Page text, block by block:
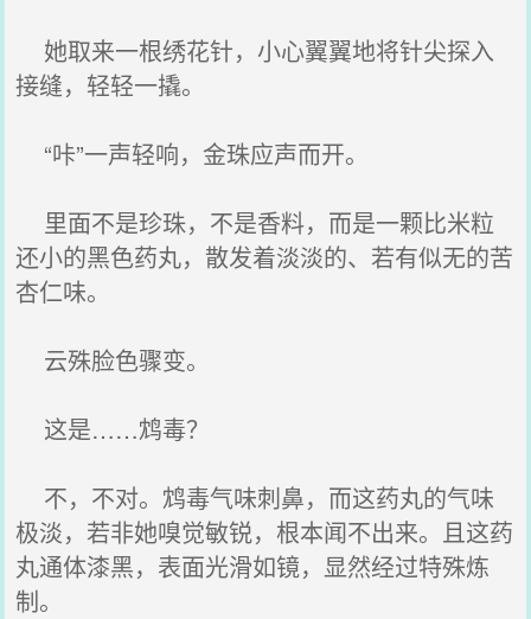
她取来一根绣花针，小心翼翼地将针尖探入
接缝，轻轻一撬。
“咔”一声轻响，金珠应声而开。
里面不是珍珠，不是香料，而是一颗比米粒
还小的黑色药丸，散发着淡淡的、若有似无的苦
杏仁味。
云殊脸色骤变。
这是……鸩毒？
不，不对。鸩毒气味刺鼻，而这药丸的气味
极淡，若非她嗅觉敏锐，根本闻不出来。且这药
丸通体漆黑，表面光滑如镜，显然经过特殊炼
制。